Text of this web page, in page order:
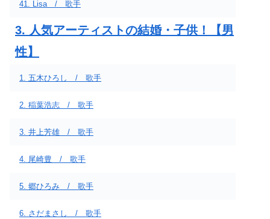
41. Lisa / 歌手
3. 人気アーティストの結婚・子供！【男
性】
1. 五木ひろし / 歌手
2. 稲葉浩志 / 歌手
3. 井上芳雄 / 歌手
4. 尾崎豊 / 歌手
5. 郷ひろみ / 歌手
6. さだまさし / 歌手